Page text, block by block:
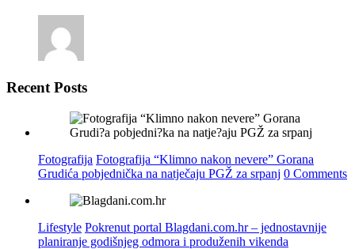
Recent Posts
Fotografija Fotografija “Klimno nakon nevere” Gorana
Grudića pobjednička na natječaju PGŽ za srpanj 0 Comments
Lifestyle Pokrenut portal Blagdani.com.hr – jednostavnije
planiranje godišnjeg odmora i produženih vikenda